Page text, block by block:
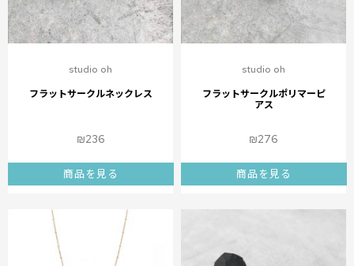
studio oh
フラットサークルネックレス
₪236
商品を見る
studio oh
フラットサークルポリマーピ
アス
₪276
商品を見る